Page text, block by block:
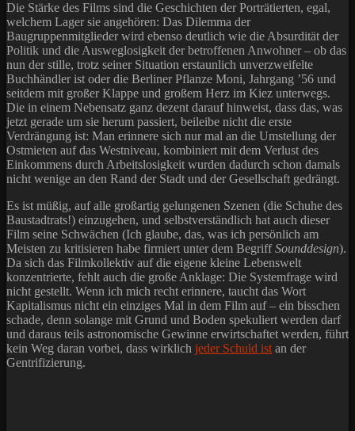
Die Stärke des Films sind die Geschichten der Porträtierten, egal,
welchem Lager sie angehören: Das Dilemma der
Baugruppenmitglieder wird ebenso deutlich wie die Absurdität der
Politik und die Ausweglosigkeit der betroffenen Anwohner – ob das
nun der stille, trotz seiner Situation erstaunlich unverzweifelte
Buchhändler ist oder die Berliner Pflanze Moni, Jahrgang ’56 und
seitdem mit großer Klappe und großem Herz im Kiez unterwegs.
Die in einem Nebensatz ganz dezent darauf hinweist, dass das, was
jetzt gerade um sie herum passiert, beileibe nicht die erste
Verdrängung ist: Man erinnere sich nur mal an die Umstellung der
Ostmieten auf das Westniveau, kombiniert mit dem Verlust des
Einkommens durch Arbeitslosigkeit wurden dadurch schon damals
nicht wenige an den Rand der Stadt und der Gesellschaft gedrängt.
Es ist müßig, auf alle großartig gelungenen Szenen (die Schuhe des
Baustadtrats!) einzugehen, und selbstverständlich hat auch dieser
Film seine Schwächen (Ich glaube, das, was ich persönlich am
Meisten zu kritisieren habe firmiert unter dem BegriffSounddesign).
Da sich das Filmkollektiv auf die eigene kleine Lebenswelt
konzentrierte, fehlt auch die große Anklage: Die Systemfrage wird
nicht gestellt. Wenn ich mich recht erinnere, taucht das Wort
Kapitalismus nicht ein einziges Mal in dem Film auf – ein bisschen
schade, denn solange mit Grund und Boden spekuliert werden darf
und daraus teils astronomische Gewinne erwirtschaftet werden, führt
kein Weg daran vorbei, dass wirklich jeder Schuld ist an der
Gentrifizierung.